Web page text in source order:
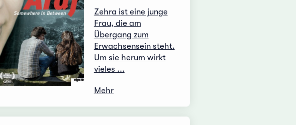
Zehra ist eine junge
Frau, die am
Übergang zum
Erwachsensein steht.
Um sie herum wirkt
vieles ...
Mehr